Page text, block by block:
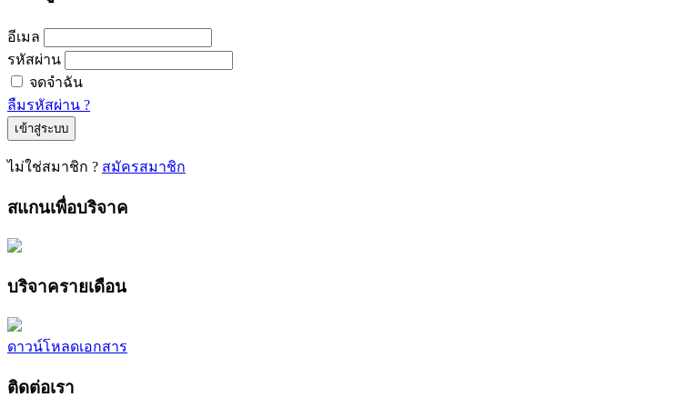
อีเมล
รหัสผ่าน
จดจำฉัน
ลืมรหัสผ่าน ?
เข้าสู่ระบบ
ไม่ใช่สมาชิก ? สมัครสมาชิก
สแกนเพื่อบริจาค
บริจาครายเดือน
ดาวน์โหลดเอกสาร
ติดต่อเรา